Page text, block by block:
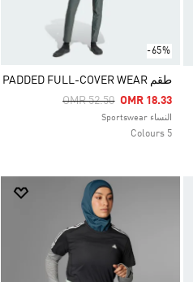
-65%
طقم PADDED FULL-COVER WEAR
Price Reduced From
OMR 52.50ToOMR 18.33
النساء Sportswear
5 Colours